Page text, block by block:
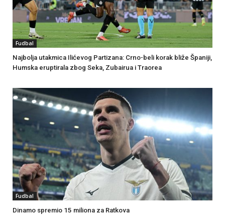
Fudbal
Najbolja utakmica Ilićevog Partizana: Crno-beli korak bliže Španiji,
Humska eruptirala zbog Seka, Zubairua i Traorea
Fudbal
Dinamo spremio 15 miliona za Ratkova